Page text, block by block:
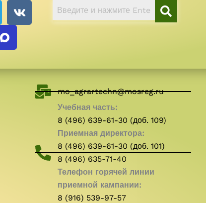
V
k
mo_agrartechn@mosreg.ru
Учебная часть:
8 (496) 639-61-30 (доб. 109)
Приемная директора:
8 (496) 639-61-30 (доб. 101)
8 (496) 635-71-40
Телефон горячей линии
приемной кампании:
8 (916) 539-97-57